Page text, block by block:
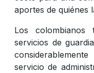
aportes de quiénes
Los colombianos
servicios de
servicio de